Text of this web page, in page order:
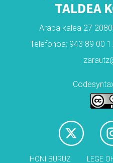
TALDEA
Araba kalea 27
Telefonoa: 943 89 00
HONI BURUZ LEGE